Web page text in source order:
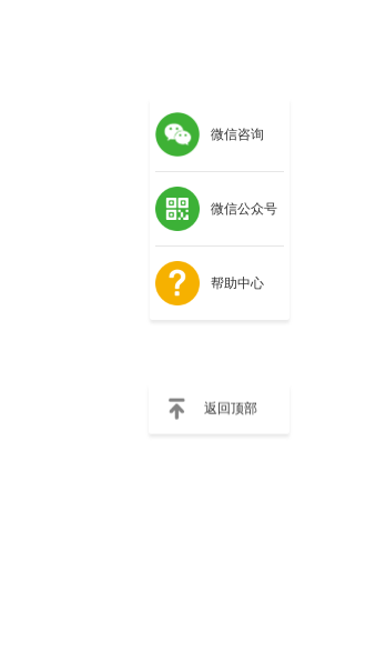
微信咨询
微信公众号
帮助中心
返回顶部